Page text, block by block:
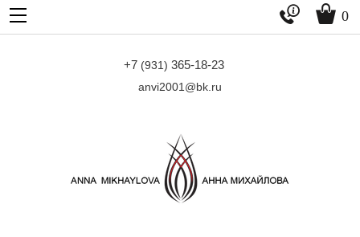
+7 (931) 365-18-23
anvi2001@bk.ru
  0